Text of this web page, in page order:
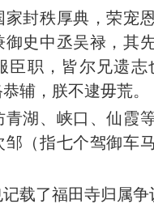
家封秩厚典，荣宠
御史中丞吴禄，其
臣职，皆尔兄遗
辅，朕不逮毋荒。
湖、峡口、仙霞
邹（指七个驾御车
载了福田寺归属